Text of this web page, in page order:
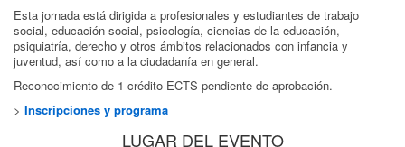
Esta jornada está dirigida a profesionales y estudiantes de trabajo
social, educación social, psicología, ciencias de la educación,
psiquiatría, derecho y otros ámbitos relacionados con infancia y
juventud, así como a la ciudadanía en general.
Reconocimiento de 1 crédito ECTS pendiente de aprobación.
> Inscripciones y programa
LUGAR DEL EVENTO